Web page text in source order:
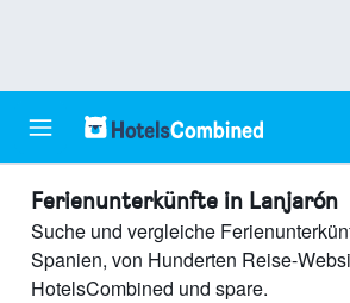
Ferienunterkünfte in Lanjarón
Suche und vergleiche
Spanien, von Hunderten Reise-
HotelsCombined und spare.